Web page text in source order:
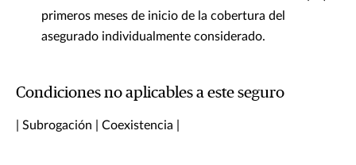
primeros meses de inicio de la cobertura del
asegurado individualmente considerado.
Condiciones no aplicables a este seguro
| Subrogación | Coexistencia |